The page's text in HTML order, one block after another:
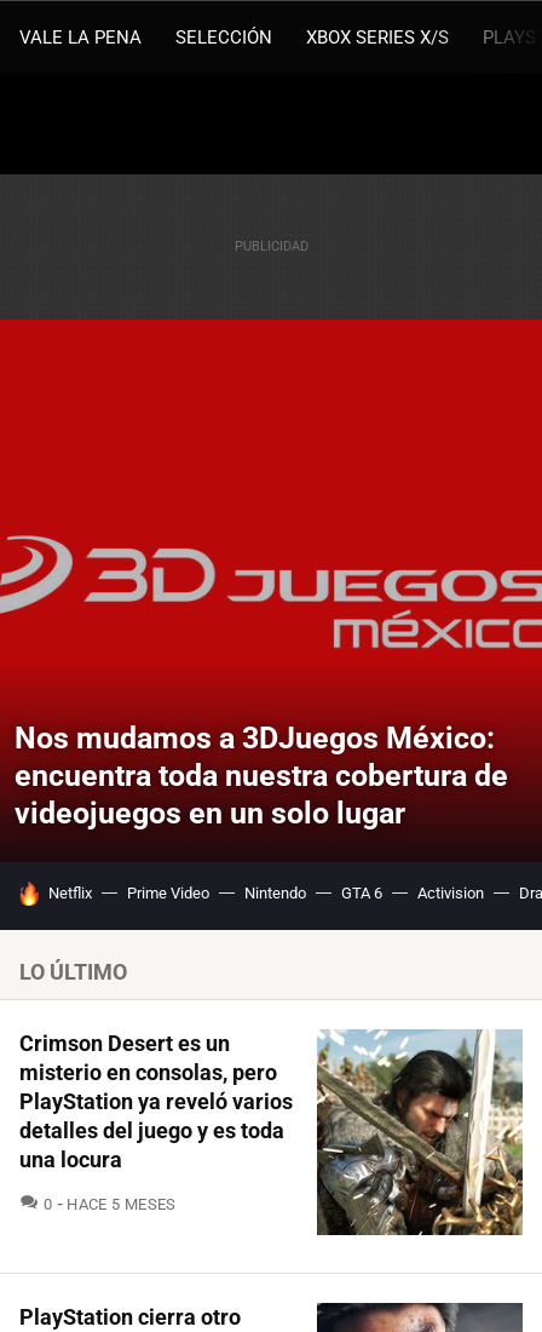
VALE LA PENA SELECCIÓN XBOX SERIES X/S
Nos mudamos a 3DJuegos México:
encuentra toda nuestra cobertura de
videojuegos en un solo lugar
HOY SE HABLA DE
Netflix Prime Video Nintendo GTA 6 Activision
LO ÚLTIMO
Crimson Desert es un
misterio en consolas, pero
PlayStation ya reveló varios
detalles del juego y es toda
una locura
0 COMENTARIOS
HACE 5 MESES
PlayStation cierra otro